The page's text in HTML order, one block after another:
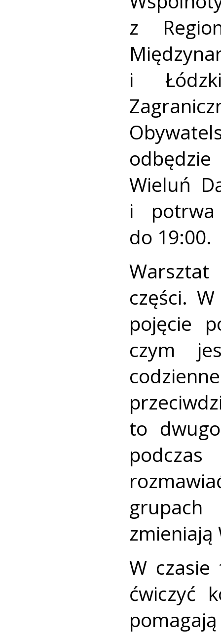
z
i
Wieluń
i
do 19:00.
części.
pojęcie
czym
to
zmieniają
W czasie
ćwiczyć